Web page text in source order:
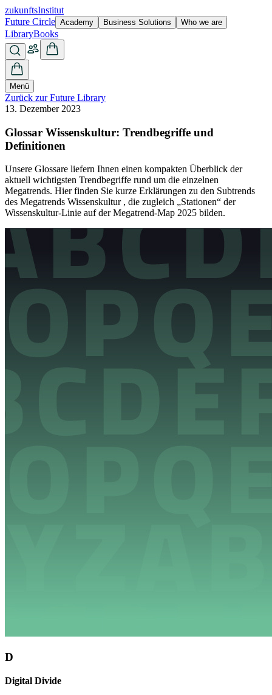
zukunftsInstitut
Future Circle Academy Business Solutions Who we are
LibraryBooks
Menü
Zurück zur Future Library
13. Dezember 2023
Glossar Wissenskultur: Trendbegriffe und
Definitionen
Unsere Glossare liefern Ihnen einen kompakten Überblick der
aktuell wichtigsten Trendbegriffe rund um die einzelnen
Megatrends. Hier finden Sie kurze Erklärungen zu den Subtrends
des Megatrends Wissenskultur , die zugleich „Stationen“ der
Wissenskultur-Linie auf der Megatrend-Map 2025 bilden.
D
Digital Divide